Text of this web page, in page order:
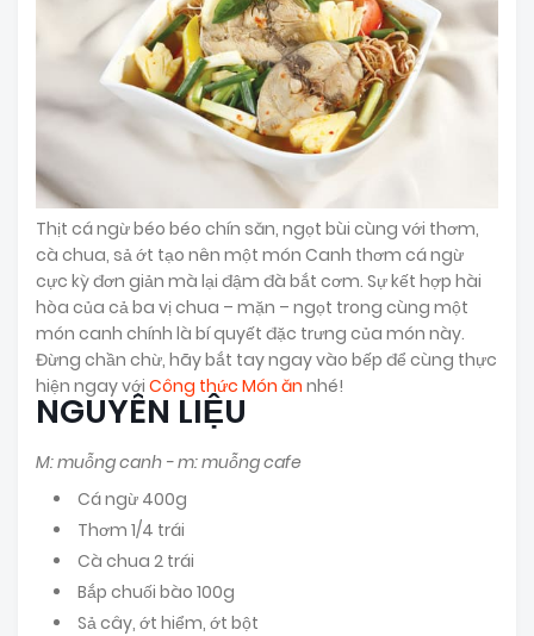
Thịt cá ngừ béo béo chín săn, ngọt bùi cùng với thơm,
cà chua, sả ớt tạo nên một món Canh thơm cá ngừ
cực kỳ đơn giản mà lại đậm đà bắt cơm. Sự kết hợp hài
hòa của cả ba vị chua – mặn – ngọt trong cùng một
món canh chính là bí quyết đặc trưng của món này.
Đừng chần chừ, hãy bắt tay ngay vào bếp để cùng thực
hiện ngay với Công thức Món ăn nhé!
NGUYÊN LIỆU
M: muỗng canh - m: muỗng cafe
Cá ngừ 400g
Thơm 1/4 trái
Cà chua 2 trái
Bắp chuối bào 100g
Sả cây, ớt hiểm, ớt bột